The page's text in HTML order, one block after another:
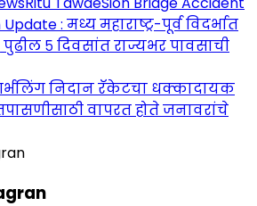
: मध्य महाराष्ट्र-पूर्व विदर्भात
५ दिवसांत राज्यभर पावसाची
निदान रॅकेटचा धक्कादायक
वापरत होते जनावरांचे